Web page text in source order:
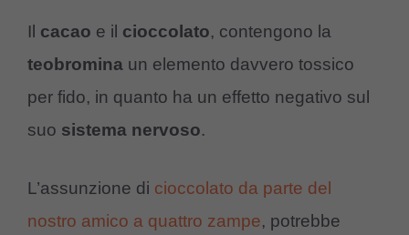
Il cacao e il cioccolato, contengono la
teobromina un elemento davvero tossico
per fido, in quanto ha un effetto negativo sul
suo sistema nervoso.
L’assunzione di cioccolato da parte del
nostro amico a quattro zampe, potrebbe